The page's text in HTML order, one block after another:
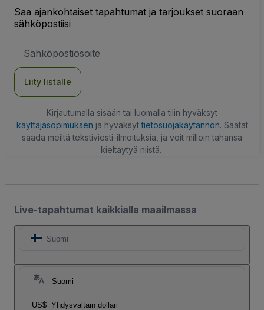
Saa ajankohtaiset tapahtumat ja tarjoukset suoraan
sähköpostiisi
Liity listalle
Kirjautumalla sisään tai luomalla tilin hyväksyt
käyttäjäsopimuksen ja hyväksyttietosuojakäytännön. Saatat
saada meiltä tekstiviesti-ilmoituksia, ja voit milloin tahansa
kieltäytyä niistä.
Live-tapahtumat kaikkialla maailmassa
Suomi
Suomi
US$ Yhdysvaltain dollari